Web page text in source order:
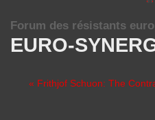
EURO-
Forum des résistants
« Frithjof Schuon: The